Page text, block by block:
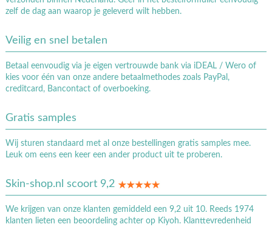
zelf de dag aan waarop je geleverd wilt hebben.
Veilig en snel betalen
Betaal eenvoudig via je eigen vertrouwde bank via iDEAL / Wero of
kies voor één van onze andere betaalmethodes zoals PayPal,
creditcard, Bancontact of overboeking.
Gratis samples
Wij sturen standaard met al onze bestellingen gratis samples mee.
Leuk om eens een keer een ander product uit te proberen.
Skin-shop.nl scoort 9,2
We krijgen van onze klanten gemiddeld een 9,2 uit 10. Reeds 1974
klanten lieten een beoordeling achter op Kiyoh. Klanttevredenheid